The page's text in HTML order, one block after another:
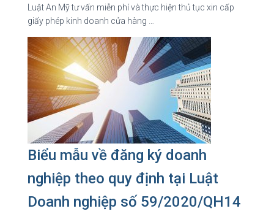
Luật An Mỹ tư vấn miễn phí và thực hiện thủ tục xin cấp
giấy phép kinh doanh cửa hàng …
Biểu mẫu về đăng ký doanh
nghiệp theo quy định tại Luật
Doanh nghiệp số 59/2020/QH14